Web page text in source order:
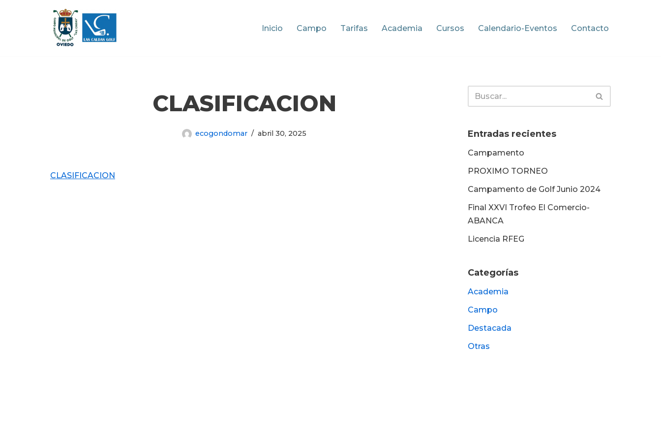
Inicio Campo Tarifas Academia Cursos Calendario-Eventos Contacto
CLASIFICACION
ecogondomar abril 30, 2025
CLASIFICACION
Entradas recientes
Campamento
PROXIMO TORNEO
Campamento de Golf Junio 2024
Final XXVI Trofeo El Comercio-
ABANCA
Licencia RFEG
Categorías
Academia
Campo
Destacada
Otras